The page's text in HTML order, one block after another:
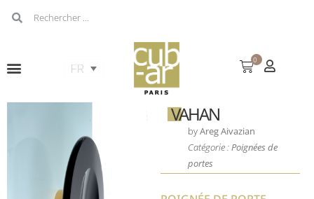
0
VAHAN
byAreg Aivazian
Catégorie :Poignées de
portes